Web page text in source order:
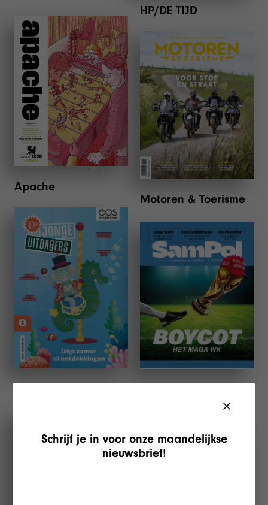
HP/DE TIJD
Apache
Apache
Motoren & Toerisme
Motoren & Toerisme
Eos Kindereditie
SamPol
Schrijf je in voor onze maandelijkse
nieuwsbrief!